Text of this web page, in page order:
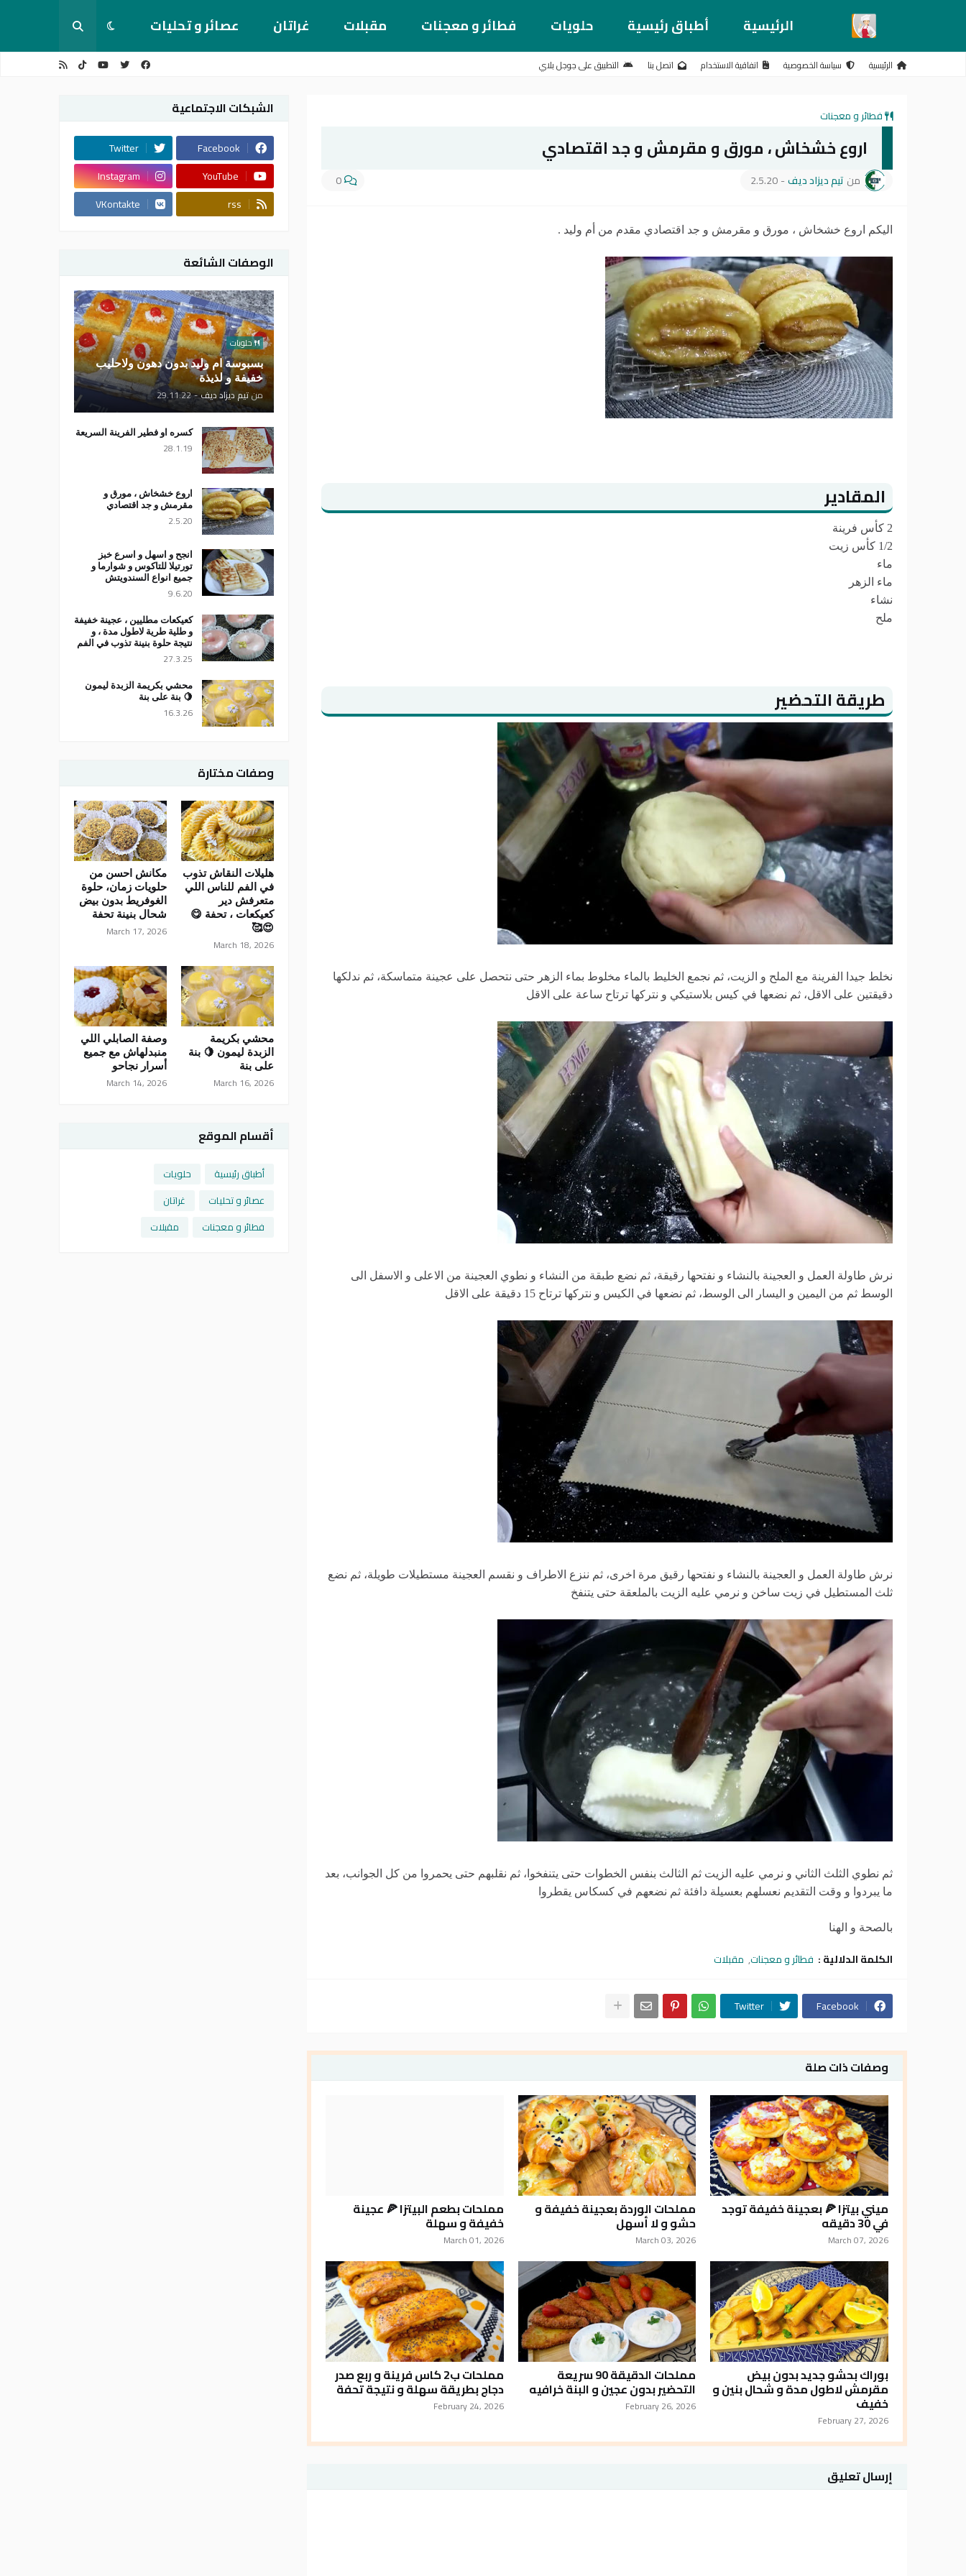
الرئيسية أطباق رئيسية حلويات فطائر و معجنات مقبلات غراتان عصائر و تحليات
الرئيسية سياسة الخصوصية اتفاقية الاستخدام اتصل بنا التطبيق على جوجل بلاي
فطائر و معجنات
اروع خشخاش ، مورق و مقرمش و جد اقتصادي
من تيم ديزاد ديف-
2.5.20
0
اليكم اروع خشخاش ، مورق و مقرمش و جد اقتصادي مقدم من أم وليد .
المقادير
2 كأس فرينة
1/2 كأس زيت
ماء
ماء الزهر
نشاء
ملح
طريقة التحضير
نخلط جيدا الفرينة مع الملح و الزيت، ثم نجمع الخليط بالماء مخلوط بماء الزهر حتى نتحصل على عجينة متماسكة، ثم ندلكها
دقيقتين على الاقل، ثم نضعها في كيس بلاستيكي و نتركها ترتاح ساعة على الاقل
نرش طاولة العمل و العجينة بالنشاء و نفتحها رقيقة، ثم نضع طبقة من النشاء و نطوي العجينة من الاعلى و الاسفل الى
الوسط ثم من اليمين و اليسار الى الوسط، ثم نضعها في الكيس و نتركها ترتاح 15 دقيقة على الاقل
نرش طاولة العمل و العجينة بالنشاء و نفتحها رقيق مرة اخرى، ثم ننزع الاطراف و نقسم العجينة مستطيلات طويلة، ثم نضع
ثلث المستطيل في زيت ساخن و نرمي عليه الزيت بالملعقة حتى يتنفخ
ثم نطوي الثلث الثاني و نرمي عليه الزيت ثم الثالث بنفس الخطوات حتى يتنفخوا، ثم نقلبهم حتى يحمروا من كل الجوانب، بعد
ما يبردوا و وقت التقديم نعسلهم بعسيلة دافئة ثم نضعهم في كسكاس يقطروا
بالصحة و الهنا
الكلمة الدلالية : فطائر و معجنات مقبلات
Facebook
Twitter
وصفات ذات صلة
ميني بيتزا 🍕 بعجينة خفيفة توجد
في 30 دقيقه
March 07, 2026
مملحات الوردة بعجينة خفيفة و
حشو و لا أسهل
March 03, 2026
مملحات بطعم البيتزا 🍕 عجينة
خفيفة و سهلة
March 01, 2026
بوراك بحشو جديد بدون بيض
مقرمش لاطول مدة و شحال بنين و
خفيف
February 27, 2026
مملحات الدقيقة 90 سريعة
التحضير بدون عجين و البنة خرافيه
February 26, 2026
مملحات ب2 كاس فرينة و ربع صدر
دجاج بطريقة سهلة و نتيجة تحفة
February 24, 2026
إرسال تعليق
الشبكات الاجتماعية
Facebook
Twitter
YouTube
Instagram
rss
VKontakte
الوصفات الشائعة
حلويات
بسبوسة ام وليد بدون دهون ولاحليب
خفيفة و لذيذة
منتيم ديزاد ديف-
29.11.22
كسره او فطير الفرينة السريعة
28.1.19
اروع خشخاش ، مورق و
مقرمش و جد اقتصادي
2.5.20
انجح و اسهل و اسرع خبز
تورتيلا للتاكوس و شوارما و
جميع انواع السندويتش
9.6.20
كعيكعات مطليين ، عجينة خفيفة
و طلية طرية لاطول مدة ، و
نتيجة حلوة بنينة تذوب في الفم
27.3.25
محشي بكريمة الزبدة ليمون
🍋 بنة على بنة
16.3.26
وصفات مختارة
هليلات النقاش تذوب
في الفم للناس اللي
متعرفش دير
كعيكعات ، تحفة 😋
😍🥰
March 18, 2026
مكانش احسن من
حلويات زمان، حلوة
الغوفريط بدون بيض
شحال بنينة تحفة
March 17, 2026
محشي بكريمة
الزبدة ليمون 🍋 بنة
على بنة
March 16, 2026
وصفة الصابلي اللي
منبدلهاش مع جميع
أسرار نجاحو
March 14, 2026
أقسام الموقع
أطباق رئيسية
حلويات
عصائر و تحليات
غراتان
فطائر و معجنات
مقبلات